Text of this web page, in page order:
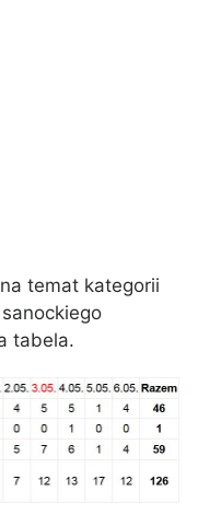
temat kategorii
tabela.